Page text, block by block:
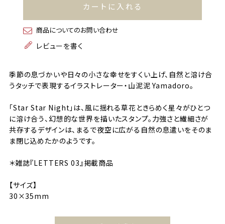
カートに入れる
商品についてのお問い合わせ
レビューを書く
季節の息づかいや日々の小さな幸せをすくい上げ、自然と溶け合
うタッチで表現するイラストレーター・山泥泥 Yamadoro。
「Star Star Night」は、風に揺れる草花ときらめく星々がひとつ
に溶け合う、幻想的な世界を描いたスタンプ。力強さと繊細さが
共存するデザインは、まるで夜空に広がる自然の息遣いをそのま
ま閉じ込めたかのようです。
＊雑誌『LETTERS 03』掲載商品
【サイズ】
30×35mm